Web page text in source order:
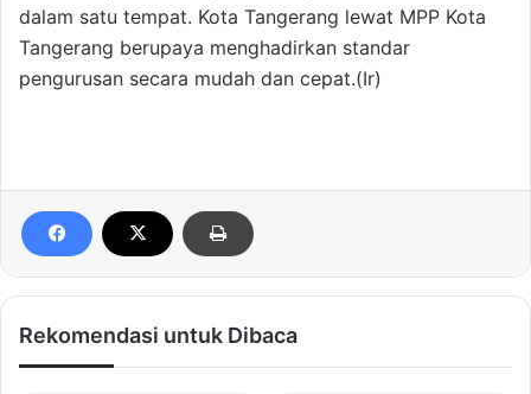
dalam satu tempat. Kota Tangerang lewat MPP Kota
Tangerang berupaya menghadirkan standar
pengurusan secara mudah dan cepat.(Ir)
Rekomendasi untuk Dibaca